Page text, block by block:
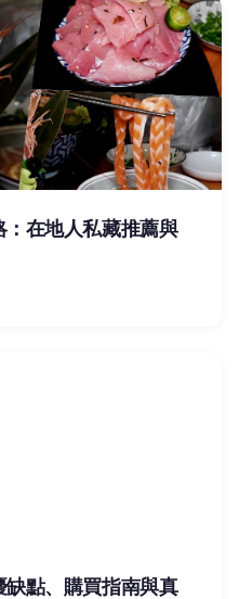
在地人私藏推薦與
點、購買指南與真